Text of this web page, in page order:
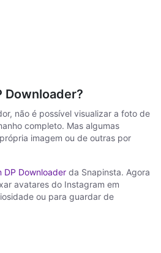
Downloader?
não é possível visualizar a foto de
completo. Mas algumas
imagem ou de outras por
DP Downloader da Snapinsta. Agora
avatares do Instagram em
ou para guardar de